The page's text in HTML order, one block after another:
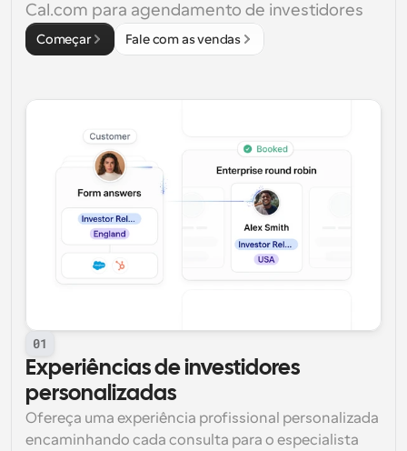
Cal.com para agendamento de investidores
Começar Fale com as vendas
01
Experiências de investidores
personalizadas
Ofereça uma experiência profissional personalizada
encaminhando cada consulta para o especialista